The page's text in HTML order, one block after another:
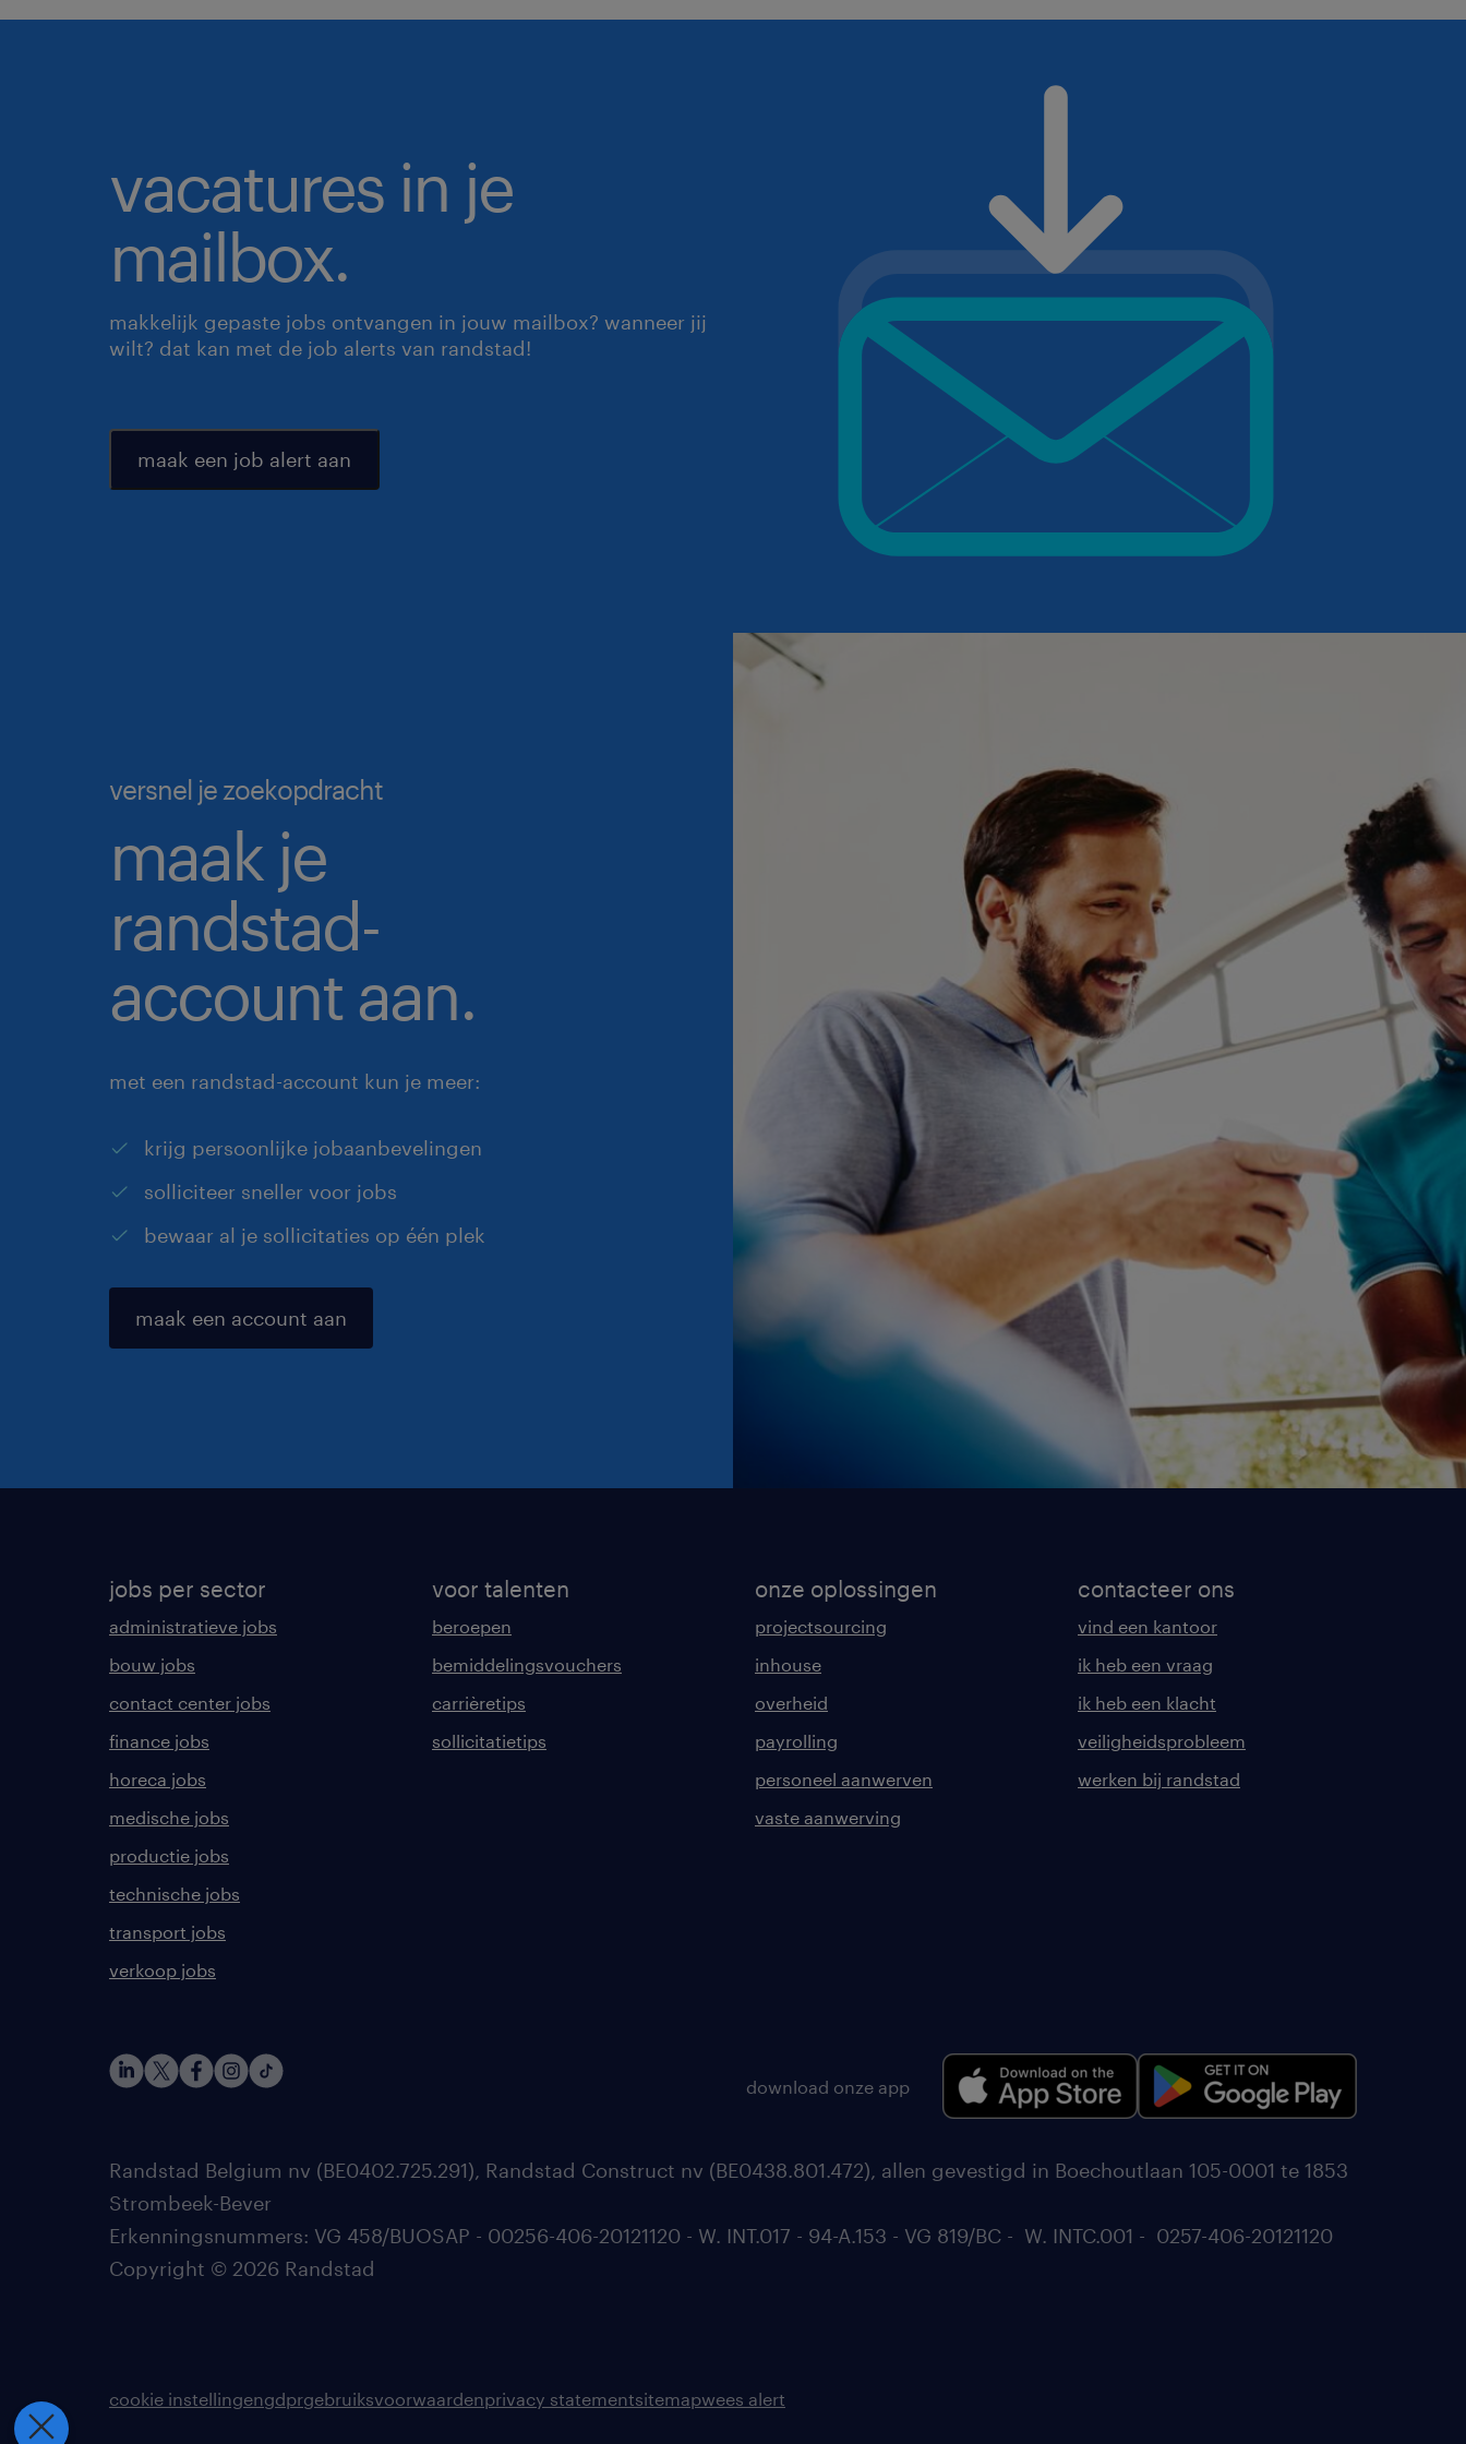
vacatures in je
mailbox.
makkelijk gepaste jobs ontvangen in jouw mailbox? wanneer jij
wilt? dat kan met de job alerts van randstad!
maak een job alert aan
versnel je zoekopdracht
maak je
randstad-
account aan.
met een randstad-account kun je meer:
krijg persoonlijke jobaanbevelingen
solliciteer sneller voor jobs
bewaar al je sollicitaties op één plek
maak een account aan
jobs per sector
administratieve jobs
bouw jobs
contact center jobs
finance jobs
horeca jobs
medische jobs
productie jobs
technische jobs
transport jobs
verkoop jobs
voor talenten
beroepen
bemiddelingsvouchers
carrièretips
sollicitatietips
onze oplossingen
projectsourcing
inhouse
overheid
payrolling
personeel aanwerven
vaste aanwerving
contacteer ons
vind een kantoor
ik heb een vraag
ik heb een klacht
veiligheidsprobleem
werken bij randstad
download onze app
Randstad Belgium nv (BE0402.725.291), Randstad Construct nv (BE0438.801.472), allen gevestigd in Boechoutlaan 105-0001 te 1853
Strombeek-Bever
Erkenningsnummers: VG 458/BUOSAP - 00256-406-20121120 - W. INT.017 - 94-A.153 - VG 819/BC - W. INTC.001 - 0257-406-20121120
Copyright © 2026 Randstad
cookie instellingengdprgebruiksvoorwaardenprivacy statementsitemapwees alert